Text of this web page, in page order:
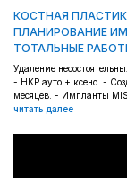
КОСТНАЯ
ПЛАНИРОВАНИЕ
ТОТАЛЬНЫЕ
Удаление
- НКР ауто + ксено. -
месяцев. - Импланты
читать далее